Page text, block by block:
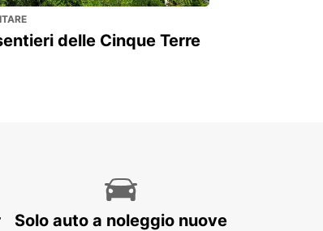
delle Cinque Terre
Solo auto a noleggio nuove